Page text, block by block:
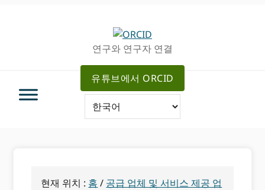
연구와 연구자 연결
유튜브에서 ORCID
현재 위치 : 홈 / 공급 업체 및 서비스 제공 업